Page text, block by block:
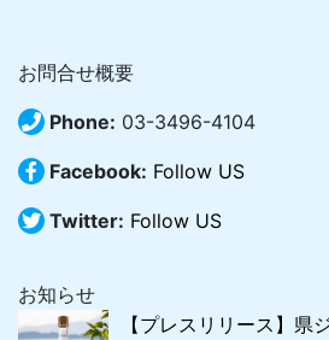
お問合せ概要
Phone: 03-3496-4104
Facebook: Follow US
Twitter: Follow US
お知らせ
【プレスリリース】県